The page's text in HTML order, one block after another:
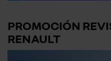
PROMOCIÓN
RENAULT